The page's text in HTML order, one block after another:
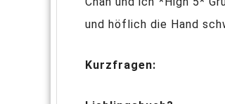
und höflich die Hand
Kurzfragen: